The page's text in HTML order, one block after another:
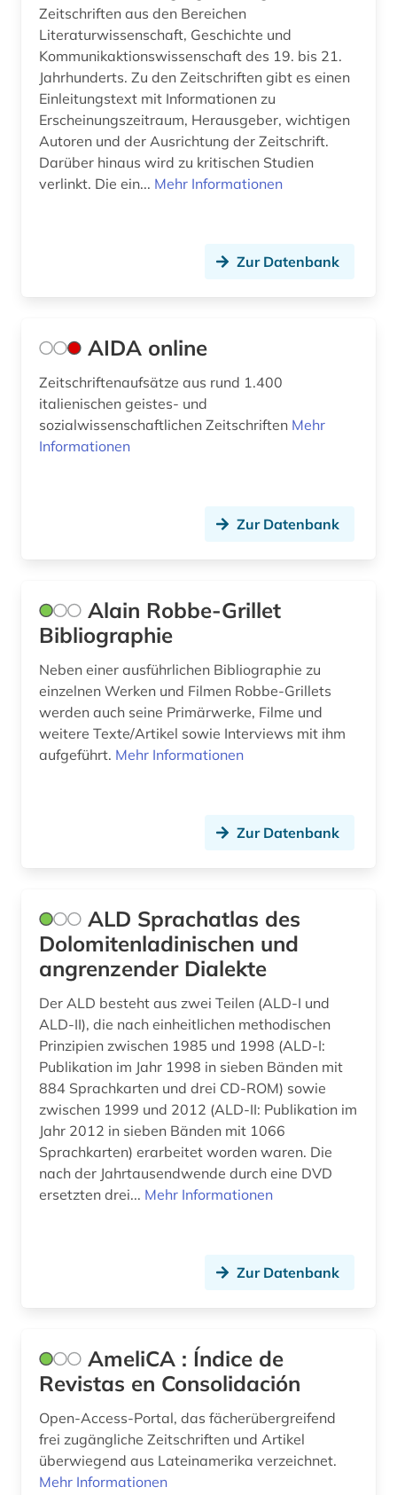
fernando pessoa (1)
fernsehen (3)
feuilleton (1)
fid (1)
fid darstellende kunst (1)
flaubert (1)
florenz (1)
flugschrift (2)
forschung (1)
francesco (1)
frankokanadisch (2)
frankreich (29)
frankreich <nord> (1)
frankreich zeitung (1)
französisch (82)
frauenforschung (1)
frauenliteratur (1)
fremdsprache (4)
fremdsprachenlernen (1)
fremdwort (1)
futurismus (1)
fürstliche bibliothek corvey (1)
galicien (2)
geisteswissenschaften (22)
geologie (1)
germanistik (5)
Zeitschriften aus den Bereichen
Literaturwissenschaft, Geschichte und
Kommunikaktionswissenschaft des 19. bis 21.
Jahrhunderts. Zu den Zeitschriften gibt es einen
Einleitungstext mit Informationen zu
Erscheinungszeitraum, Herausgeber, wichtigen
Autoren und der Ausrichtung der Zeitschrift.
Darüber hinaus wird zu kritischen Studien
verlinkt. Die ein... Mehr Informationen
Zur Datenbank
AIDA online
Zeitschriftenaufsätze aus rund 1.400
italienischen geistes- und
sozialwissenschaftlichen Zeitschriften Mehr
Informationen
Zur Datenbank
Alain Robbe-Grillet
Bibliographie
Neben einer ausführlichen Bibliographie zu
einzelnen Werken und Filmen Robbe-Grillets
werden auch seine Primärwerke, Filme und
weitere Texte/Artikel sowie Interviews mit ihm
aufgeführt. Mehr Informationen
Zur Datenbank
ALD Sprachatlas des
Dolomitenladinischen und
angrenzender Dialekte
Der ALD besteht aus zwei Teilen (ALD-I und
ALD-II), die nach einheitlichen methodischen
Prinzipien zwischen 1985 und 1998 (ALD-I:
Publikation im Jahr 1998 in sieben Bänden mit
884 Sprachkarten und drei CD-ROM) sowie
zwischen 1999 und 2012 (ALD-II: Publikation im
Jahr 2012 in sieben Bänden mit 1066
Sprachkarten) erarbeitet worden waren. Die
nach der Jahrtausendwende durch eine DVD
ersetzten drei... Mehr Informationen
Zur Datenbank
AmeliCA : Índice de
Revistas en Consolidación
Open-Access-Portal, das fächerübergreifend
frei zugängliche Zeitschriften und Artikel
überwiegend aus Lateinamerika verzeichnet.
Mehr Informationen